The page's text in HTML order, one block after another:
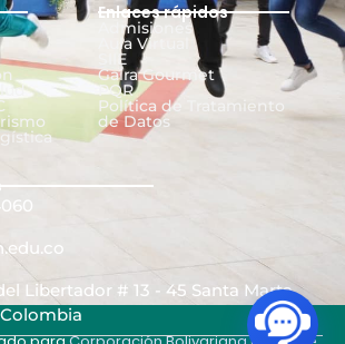
Enlaces rápidos
Admisiones
Aula Virtual
SIIE
Gaira Gourmet
PQR
Política de Tratamiento
de Datos
Libertador # 13 - 45 Santa Marta
Colombia